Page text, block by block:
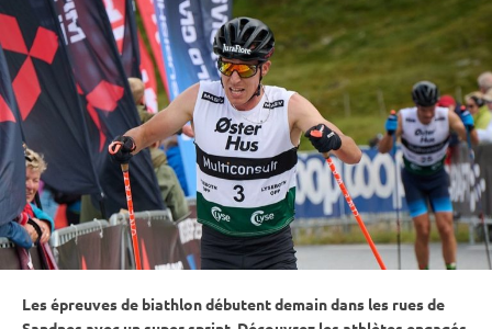
Les épreuves de biathlon débutent demain dans les rues de